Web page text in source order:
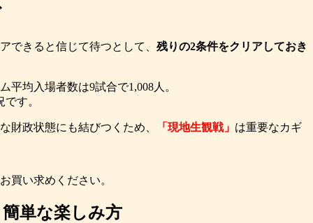
できると信じて待つとして、 残りの2条件をクリアしておき
平均入場者数は9試合で1,008人。
です。
財政状態にも結びつくため、 「現地生観戦」 は重要なカギ
買い求めください。
単な楽しみ方